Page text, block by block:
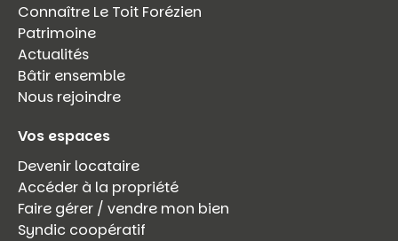
Connaître Le Toit Forézien
Patrimoine
Actualités
Bâtir ensemble
Nous rejoindre
Vos espaces
Devenir locataire
Accéder à la propriété
Faire gérer / vendre mon bien
Syndic coopératif